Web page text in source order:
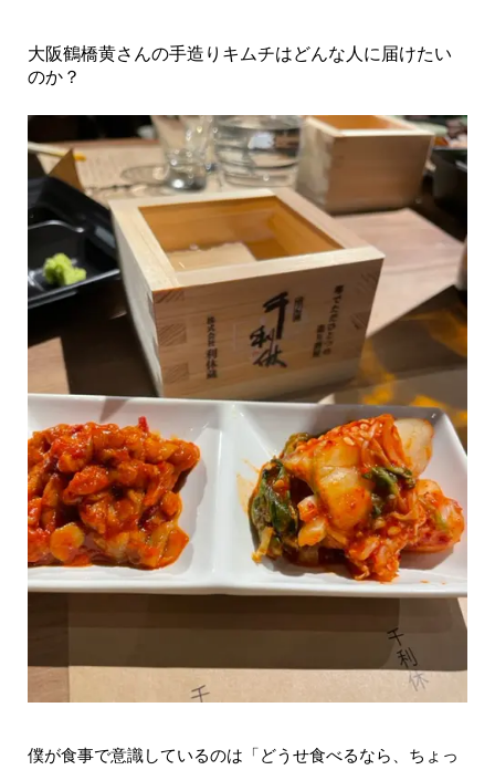
大阪鶴橋黄さんの手造りキムチはどんな人に届けたい
のか？
僕が食事で意識しているのは「どうせ食べるなら、ちょっ